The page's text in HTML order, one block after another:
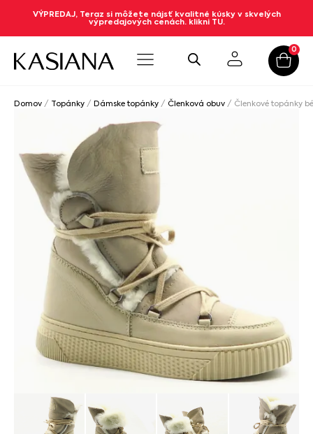
VÝPREDAJ, Teraz si môžete nájsť kvalitné kúsky v skvelých
výpredajových cenách. klikni TU.
0
Domov / Topánky / Dámske topánky / Členková obuv / Členkové topánky